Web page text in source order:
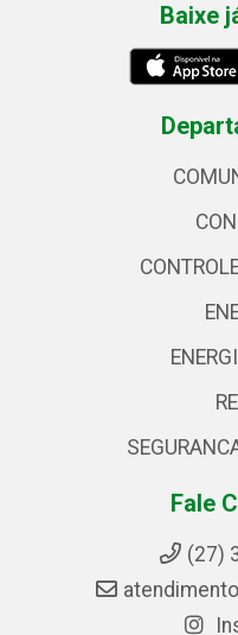
Baixe
Fale
(27)